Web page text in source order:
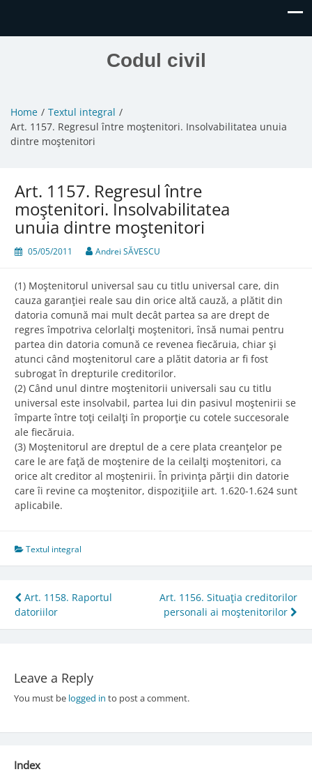
Codul civil
Home
Textul integral
Art. 1157. Regresul între moştenitori. Insolvabilitatea unuia
dintre moştenitori
Art. 1157. Regresul între
moştenitori. Insolvabilitatea
unuia dintre moştenitori
05/05/2011 Andrei SĂVESCU
(1) Moştenitorul universal sau cu titlu universal care, din
cauza garanţiei reale sau din orice altă cauză, a plătit din
datoria comună mai mult decât partea sa are drept de
regres împotriva celorlalţi moştenitori, însă numai pentru
partea din datoria comună ce revenea fiecăruia, chiar şi
atunci când moştenitorul care a plătit datoria ar fi fost
subrogat în drepturile creditorilor.
(2) Când unul dintre moştenitorii universali sau cu titlu
universal este insolvabil, partea lui din pasivul moştenirii se
împarte între toţi ceilalţi în proporţie cu cotele succesorale
ale fiecăruia.
(3) Moştenitorul are dreptul de a cere plata creanţelor pe
care le are faţă de moştenire de la ceilalţi moştenitori, ca
orice alt creditor al moştenirii. În privinţa părţii din datorie
care îi revine ca moştenitor, dispoziţiile art. 1.620-1.624 sunt
aplicabile.
Textul integral
Post
navigation
Art. 1158. Raportul
datoriilor
Art. 1156. Situaţia creditorilor
personali ai moştenitorilor
Leave a Reply
You must be logged in to post a comment.
Index